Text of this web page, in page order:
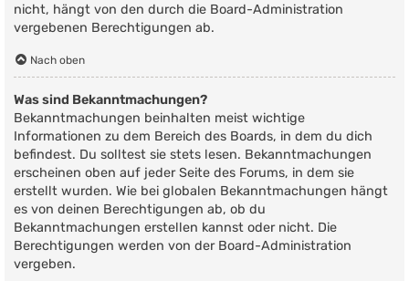
nicht, hängt von den durch die Board-Administration
vergebenen Berechtigungen ab.
Nach oben
Was sind Bekanntmachungen?
Bekanntmachungen beinhalten meist wichtige
Informationen zu dem Bereich des Boards, in dem du dich
befindest. Du solltest sie stets lesen. Bekanntmachungen
erscheinen oben auf jeder Seite des Forums, in dem sie
erstellt wurden. Wie bei globalen Bekanntmachungen hängt
es von deinen Berechtigungen ab, ob du
Bekanntmachungen erstellen kannst oder nicht. Die
Berechtigungen werden von der Board-Administration
vergeben.